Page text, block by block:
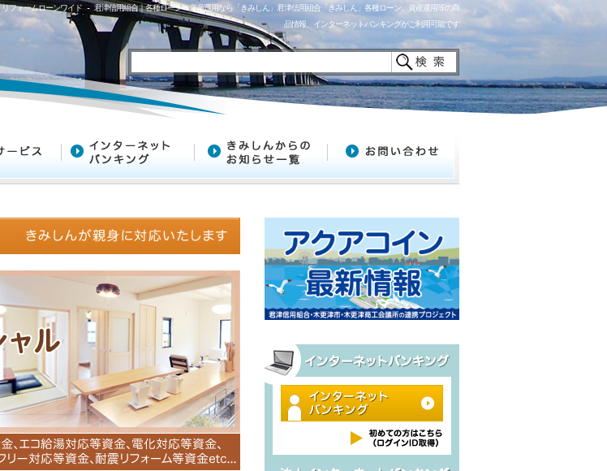
フォームローンワイド - 君津信用組合｜各種ローン・資産運用なら「きみしん」君津信用組合「きみしん」各種ローン、資産運用等の商
品情報、インターネットバンキングがご利用可能です